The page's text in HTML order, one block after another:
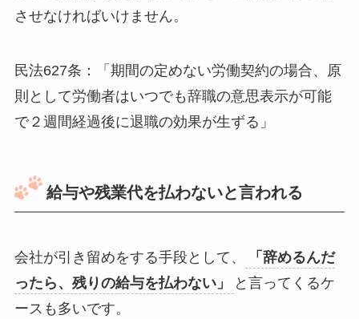
させなければいけません。
民法627条：「期間の定めない労働契約の場合、原
則として労働者はいつでも辞職の意思表示が可能
で２週間経過後に退職の効果が生ずる」
給与や残業代を払わないと言われる
会社が引き留めをする手段として、
「辞めるんだ
ったら、残りの給与を払わない」
と言ってくるケ
ースも多いです。